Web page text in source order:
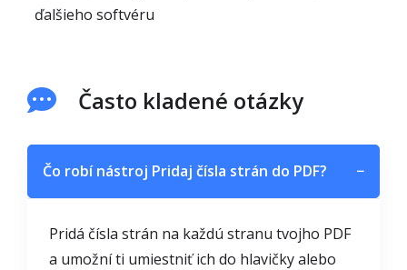
ďalšieho softvéru
Často kladené otázky
Čo robí nástroj Pridaj čísla strán do PDF? −
Pridá čísla strán na každú stranu tvojho PDF
a umožní ti umiestniť ich do hlavičky alebo